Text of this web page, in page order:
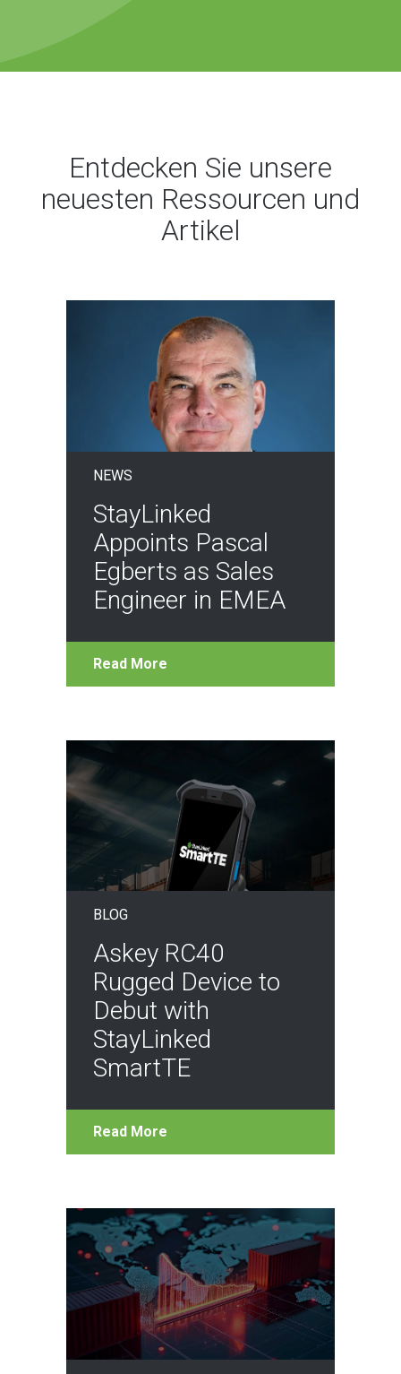
Entdecken Sie unsere
neuesten Ressourcen und
Artikel
NEWS
StayLinked
Appoints Pascal
Egberts as Sales
Engineer in EMEA
Read More
BLOG
Askey RC40
Rugged Device to
Debut with
StayLinked
SmartTE
Read More